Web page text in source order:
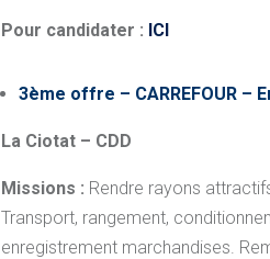
Pour candidater : ICI
3ème offre – CARREFOUR –
La Ciotat – CDD
Missions : Rendre rayons
Transport, rangement,
enregistrement marchandises.